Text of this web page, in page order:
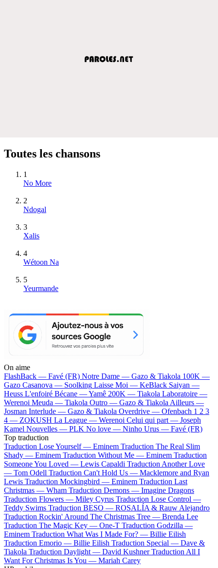
Toutes les chansons
1
No More
2
Ndogal
3
Xalis
4
Wétoon Na
5
Yeurmande
On aime
FlashBack — Favé (FR) Notre Dame — Gazo & Tiakola 100K —
Gazo Casanova — Soolking Laisse Moi — KeBlack Saiyan —
Heuss L'enfoiré Bécane —Yamê 200K — Tiakola Laboratoire —
Werenoi Meuda — Tiakola Outro — Gazo & Tiakola Ailleurs —
Josman Interlude — Gazo & Tiakola Overdrive — Ofenbach 1 2 3
4 — ZOKUSH La League — Werenoi Celui qui part — Joseph
Kamel Nouvelles — PLK No love — Ninho Urus — Favé (FR)
Top traduction
Traduction Lose Yourself — Eminem Traduction The Real Slim
Shady — Eminem Traduction Without Me — Eminem Traduction
Someone You Loved — Lewis Capaldi Traduction Another Love
— Tom Odell Traduction Can't Hold Us — Macklemore and Ryan
Lewis Traduction Mockingbird — Eminem Traduction Last
Christmas — Wham Traduction Demons — Imagine Dragons
Traduction Flowers — Miley Cyrus Traduction Lose Control —
Teddy Swims Traduction BESO — ROSALÍA & Rauw Alejandro
Traduction Rockin' Around The Christmas Tree — Brenda Lee
Traduction The Magic Key — One-T Traduction Godzilla —
Eminem Traduction What Was I Made For? — Billie Eilish
Traduction Emorio — Billie Eilish Traduction Special — Dave &
Tiakola Traduction Daylight — David Kushner Traduction All I
Want For Christmas Is You — Mariah Carey